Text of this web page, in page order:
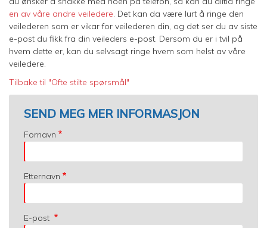
en av våre andre veiledere. Det kan da være lurt å ringe den
veilederen som er vikar for veilederen din, og det ser du av siste
e-post du fikk fra din veileders e-post. Dersom du er i tvil på
hvem dette er, kan du selvsagt ringe hvem som helst av våre
veiledere.
Tilbake til "Ofte stilte spørsmål"
SEND MEG MER INFORMASJON
Fornavn
Etternavn
E-post